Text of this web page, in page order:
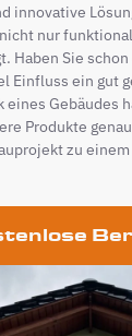
innovative
nur
Haben Sie
Einfluss ein gut
Gebäudes
Produkte
zu